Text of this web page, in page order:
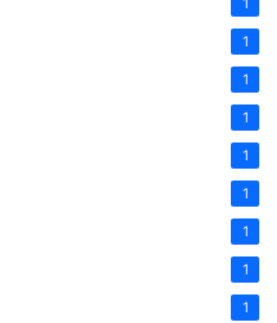
1
1
1
1
1
1
1
1
1